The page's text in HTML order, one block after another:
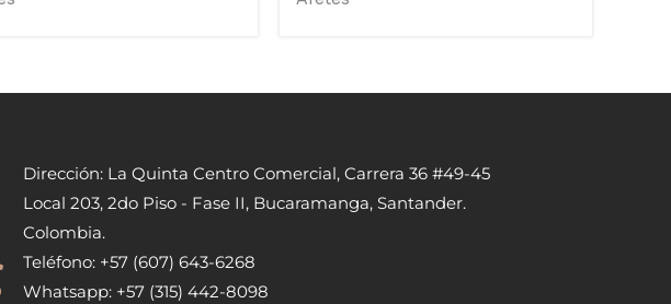
Dirección: La Quinta Centro Comercial, Carrera 36 #49-45
Local 203, 2do Piso - Fase II, Bucaramanga, Santander.
Colombia.
Teléfono: +57 (607) 643-6268
Whatsapp: +57 (315) 442-8098